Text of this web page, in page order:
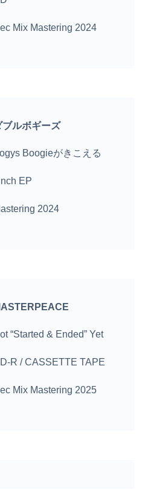
Mix Mastering 2024
ブルボギーズ
Boogieがきこえる
EP
2024
“Started & Ended” Yet
R /CASSETTE TAPE
Mix Mastering 2025